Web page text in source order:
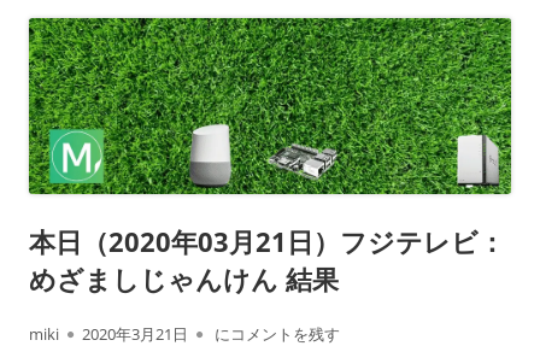
本日（2020年03月21日）フジテレビ：
めざましじゃんけん 結果
作
miki
公
2020年3月21日 本日（2020年03月21日）フジテレビ： めざま
にコメントを残す